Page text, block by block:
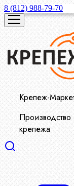
8 (812) 988-79-70
Крепеж-
Производство
крепежа